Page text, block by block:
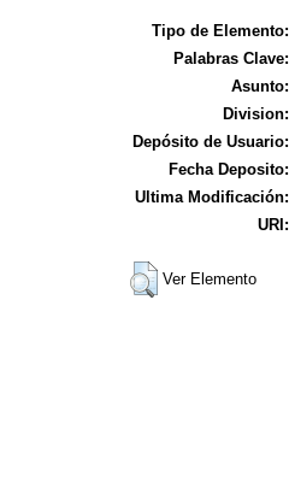
Tipo de Elemento:
Palabras Clave:
Asunto:
Division:
Depósito de Usuario:
Fecha Deposito:
Ultima Modificación:
URI:
Ver Elemento